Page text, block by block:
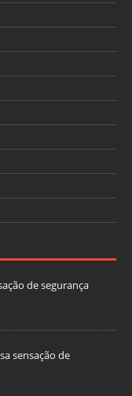
de segurança
sensação de